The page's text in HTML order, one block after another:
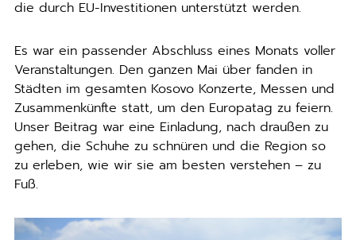
die durch EU-Investitionen unterstützt werden.
Es war ein passender Abschluss eines Monats voller
Veranstaltungen. Den ganzen Mai über fanden in
Städten im gesamten Kosovo Konzerte, Messen und
Zusammenkünfte statt, um den Europatag zu feiern.
Unser Beitrag war eine Einladung, nach draußen zu
gehen, die Schuhe zu schnüren und die Region so
zu erleben, wie wir sie am besten verstehen – zu
Fuß.